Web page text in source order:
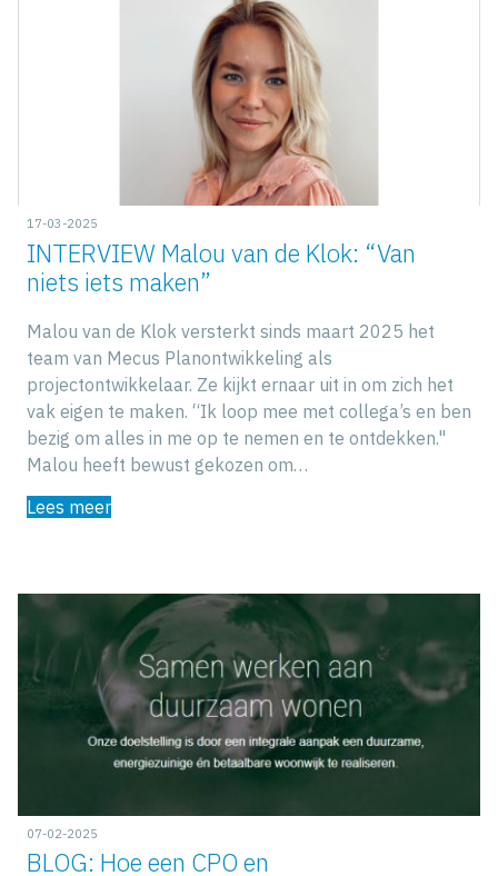
17-03-2025
INTERVIEW Malou van de Klok: “Van
niets iets maken”
Malou van de Klok versterkt sinds maart 2025 het
team van Mecus Planontwikkeling als
projectontwikkelaar. Ze kijkt ernaar uit in om zich het
vak eigen te maken. “Ik loop mee met collega’s en ben
bezig om alles in me op te nemen en te ontdekken."
Malou heeft bewust gekozen om…
Lees meer
07-02-2025
BLOG: Hoe een CPO en